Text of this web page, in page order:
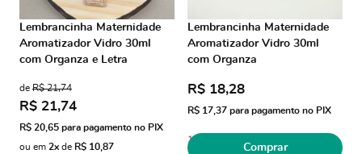
Lembrancinha Maternidade
Aromatizador Vidro 30ml
com Organza e Letra
de R$ 21,74
R$ 21,74
R$ 20,65 para pagamento no PIX
ou em 2x de R$ 10,87
Lembrancinha Maternidade
Aromatizador Vidro 30ml
com Organza
11
R$ 18,28
R$ 17,37 para pagamento no PIX
Comprar